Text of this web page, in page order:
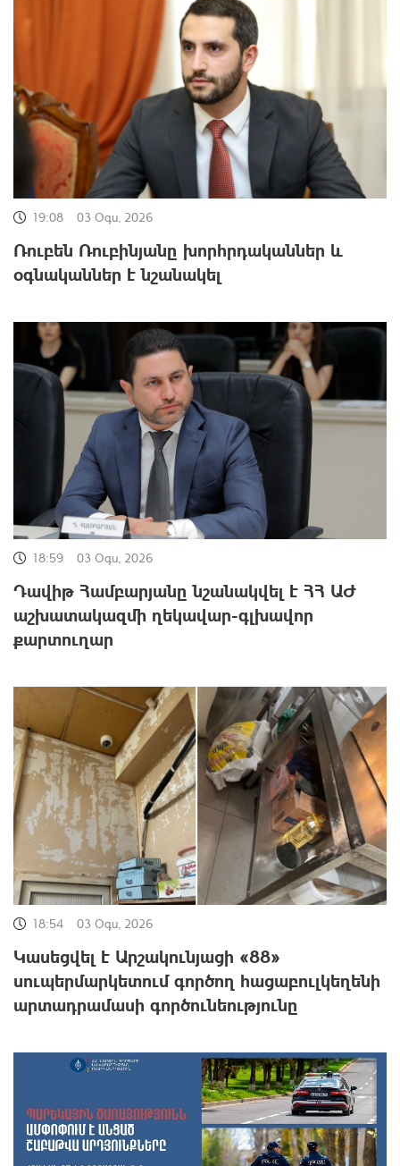
19:08 03 Օգս, 2026
Ռուբեն Ռուբինյանը խորհրդականներ և
օգնականներ է նշանակել
18:59 03 Օգս, 2026
Դավիթ Համբարյանը նշանակվել է ՀՀ ԱԺ
աշխատակազմի ղեկավար-գլխավոր
քարտուղար
18:54 03 Օգս, 2026
Կասեցվել է Արշակունյացի «88»
սուպերմարկետում գործող հացաբուլկեղենի
արտադրամասի գործունեությունը